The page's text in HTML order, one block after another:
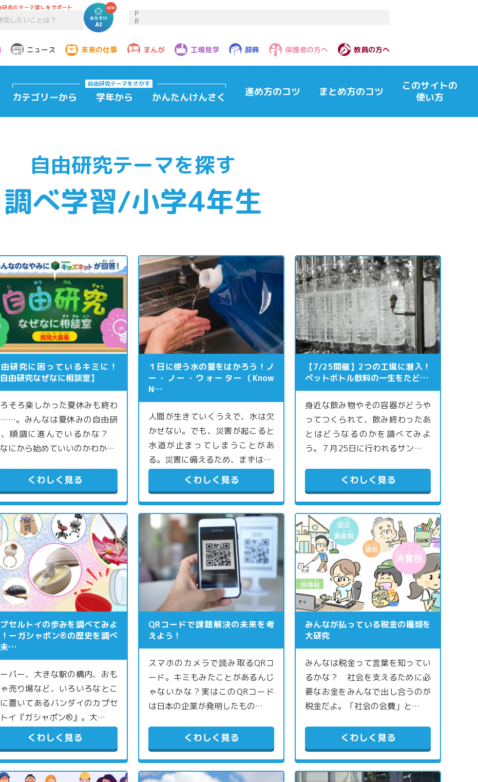
研究のテーマ探しをサポート
P
R
ニュース 未来の仕事 まんが 工場見学 辞典 保護者の方へ 教員の方へ
自由研究テーマをさがす
カテゴリーから 学年から かんたんけんさく 進め方のコツ まとめ方のコツ
このサイトの
使い方
自由研究テーマを探す
調べ学習/小学4年生
研究に困っているキミに！
自由研究なぜなに相談室】
そろ楽しかった夏休みも終わ
……。みんなは夏休みの自由研
順調に進んでいるかな？
なにから始めていいのかわか…
くわしく見る
１日に使う水の量をはかろう！ノ
ー・ノー・ウォーター（Know
N…
人間が生きていくうえで、水は欠
かせない。でも、災害が起こると
水道が止まってしまうことがあ
る。災害に備えるため、まずは…
くわしく見る
【7/25開催】2つの工場に潜入！
ペットボトル飲料の一生をたど…
身近な飲み物やその容器がどうや
ってつくられて、飲み終わったあ
とはどうなるのかを調べてみよ
う。７月25日に行われるサン…
くわしく見る
セルトイの歩みを調べてみよ
ーガシャポン®の歴史を調べ
…
パー、大きな駅の構内、おも
売り場など、いろいろなとこ
置いてあるバンダイのカプセ
イ『ガシャポン®』。大…
くわしく見る
QRコードで課題解決の未来を考
えよう！
スマホのカメラで読み取るQRコ
ード。キミもみたことがあるんじ
ゃないかな？実はこのQRコード
は日本の企業が発明したもの…
くわしく見る
みんなが払っている税金の種類を
大研究
みんなは税金って言葉を知ってい
るかな？ 社会を支えるために必
要なお金をみんなで出し合うのが
税金だよ。「社会の会費」と…
くわしく見る